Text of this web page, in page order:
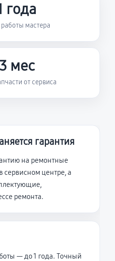
года
работы мастера
мес
от сервиса
гарантия
на ремонтные
центре, а
ремонта.
— до 1 года. Точный